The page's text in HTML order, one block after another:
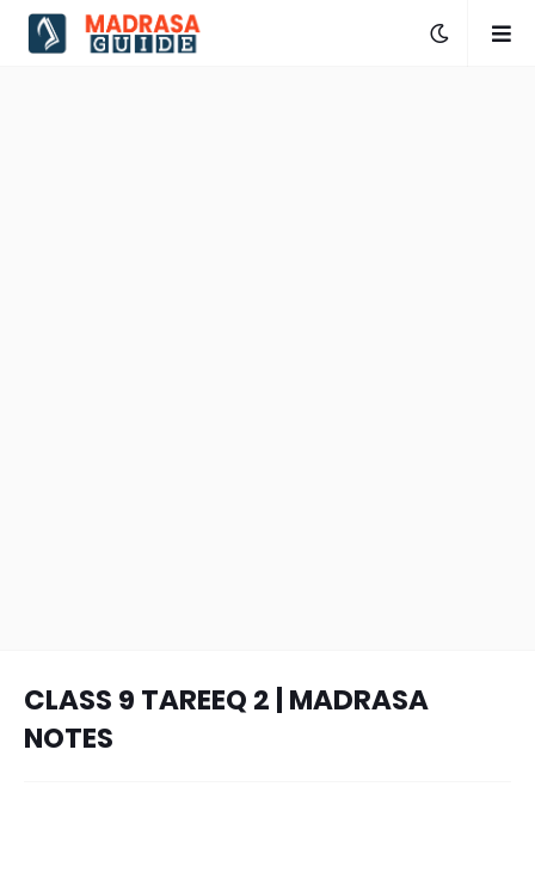
CLASS 9 TAREEQ 2 | MADRASA
NOTES